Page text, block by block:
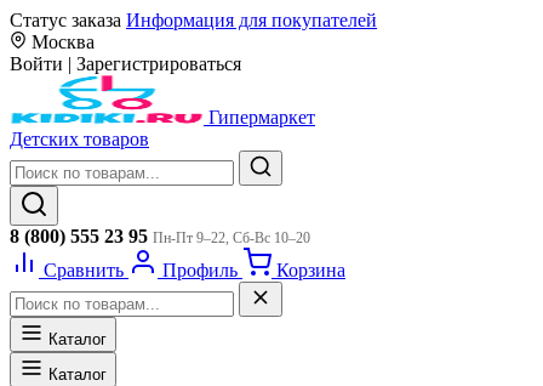
Статус заказа Информация для покупателей
Москва
Войти | Зарегистрироваться
Гипермаркет
Детских товаров
8 (800) 555 23 95 Пн-Пт 9–22, Сб-Вс 10–20
Сравнить Профиль Корзина
Каталог
Каталог